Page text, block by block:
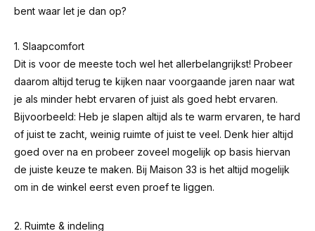
bent waar let je dan op?
1. Slaapcomfort
Dit is voor de meeste toch wel het allerbelangrijkst! Probeer
daarom altijd terug te kijken naar voorgaande jaren naar wat
je als minder hebt ervaren of juist als goed hebt ervaren.
Bijvoorbeeld: Heb je slapen altijd als te warm ervaren, te hard
of juist te zacht, weinig ruimte of juist te veel. Denk hier altijd
goed over na en probeer zoveel mogelijk op basis hiervan
de juiste keuze te maken. Bij Maison 33 is het altijd mogelijk
om in de winkel eerst even proef te liggen.
2. Ruimte & indeling